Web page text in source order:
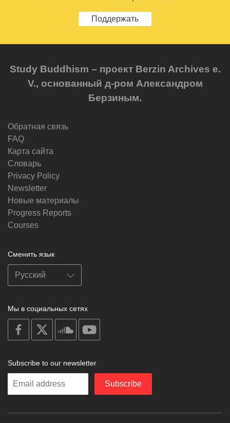
Поддержать
Study Buddhism – проект Berzin Archives e.
V., основанный д-ром Александром
Берзиным.
Обратная связь
FAQ
Карта сайта
Словарь
Privacy Policy
Newsletter
Новые материалы
Progress Reports
Courses
Сменить язык
Мы в социальных сетях
on
facebook
soundcloud
Subscribe to our newsletter
Enter
Subscribe